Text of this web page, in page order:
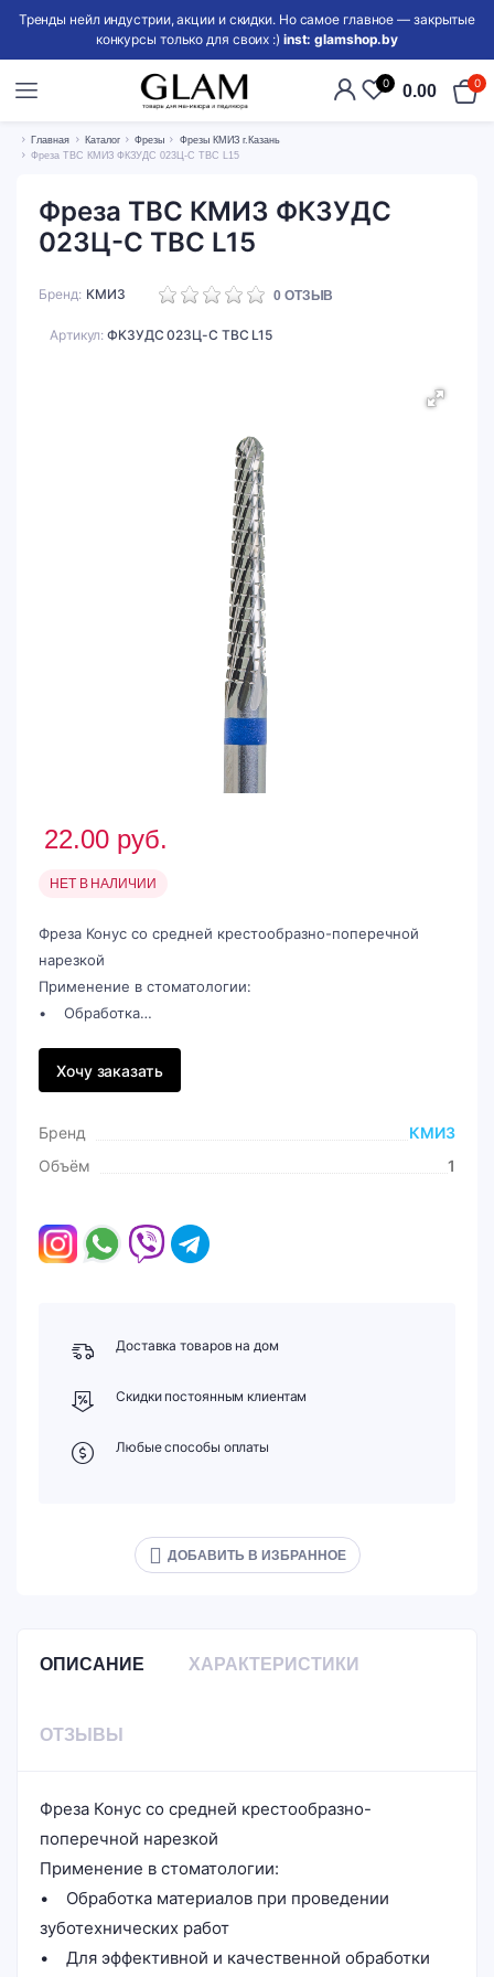
Тренды нейл индустрии, акции и скидки. Но самое главное — закрытые
конкурсы только для своих :) inst: glamshop.by
0 0.00 0
Главная Каталог Фрезы
Фрезы КМИЗ г.Казань
Фреза ТВС КМИЗ ФКЗУДС 023Ц-С TBC L15
Фреза ТВС КМИЗ ФКЗУДС
023Ц-С TBC L15
Бренд КМИЗ 0ОТЗЫВ
Артикул: ФКЗУДС 023Ц-С TBC L15
22.00 руб.
НЕТ В НАЛИЧИИ
Фреза Конус со средней крестообразно-поперечной
нарезкой
Применение в стоматологии:
• Обработка…
Хочу заказать
Бренд
КМИЗ
Объём
1
Доставка товаров на дом
Скидки постоянным клиентам
Любые способы оплаты
ДОБАВИТЬ В ИЗБРАННОЕ
ОПИСАНИЕ ХАРАКТЕРИСТИКИ
ОТЗЫВЫ
Фреза Конус со средней крестообразно-
поперечной нарезкой
Применение в стоматологии:
• Обработка материалов при проведении
зуботехнических работ
• Для эффективной и качественной обработки